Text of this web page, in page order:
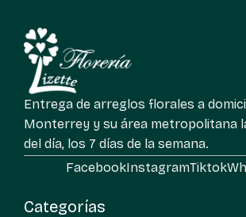
Categorías
Entrega de arreglos florales a
Monterrey y su área metropolitana
del día, los 7 días de la semana.
FacebookInstagramTiktok